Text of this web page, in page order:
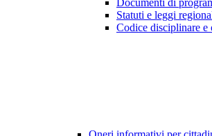
Documenti di
Statuti e leggi
Codice disciplinare e